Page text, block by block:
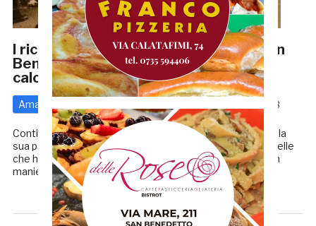
I ricordi di Simonato: «Il mio arrivo a San
Benedetto e quella volta che diedi un
calcione a Tardelli»
Amarcord Redazione GRB
Continuano i ricordi di Maurizio Simonato, che attraverso la
sua pagina Facebook ha narrato alcune delle pagine più belle
che ha scritto con la Samb. Di seguito riportiamo il post in
maniera integrale, qualcosa che […]